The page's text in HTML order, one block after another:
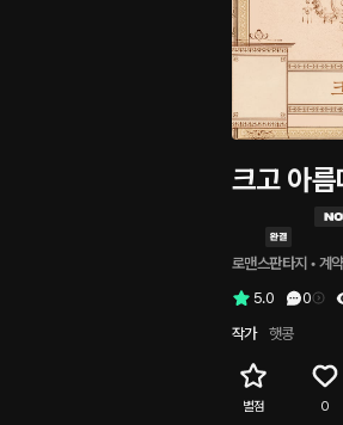
크고 아
로맨스판타지 • 계
5.0
0
작가
햇콩
별점 0